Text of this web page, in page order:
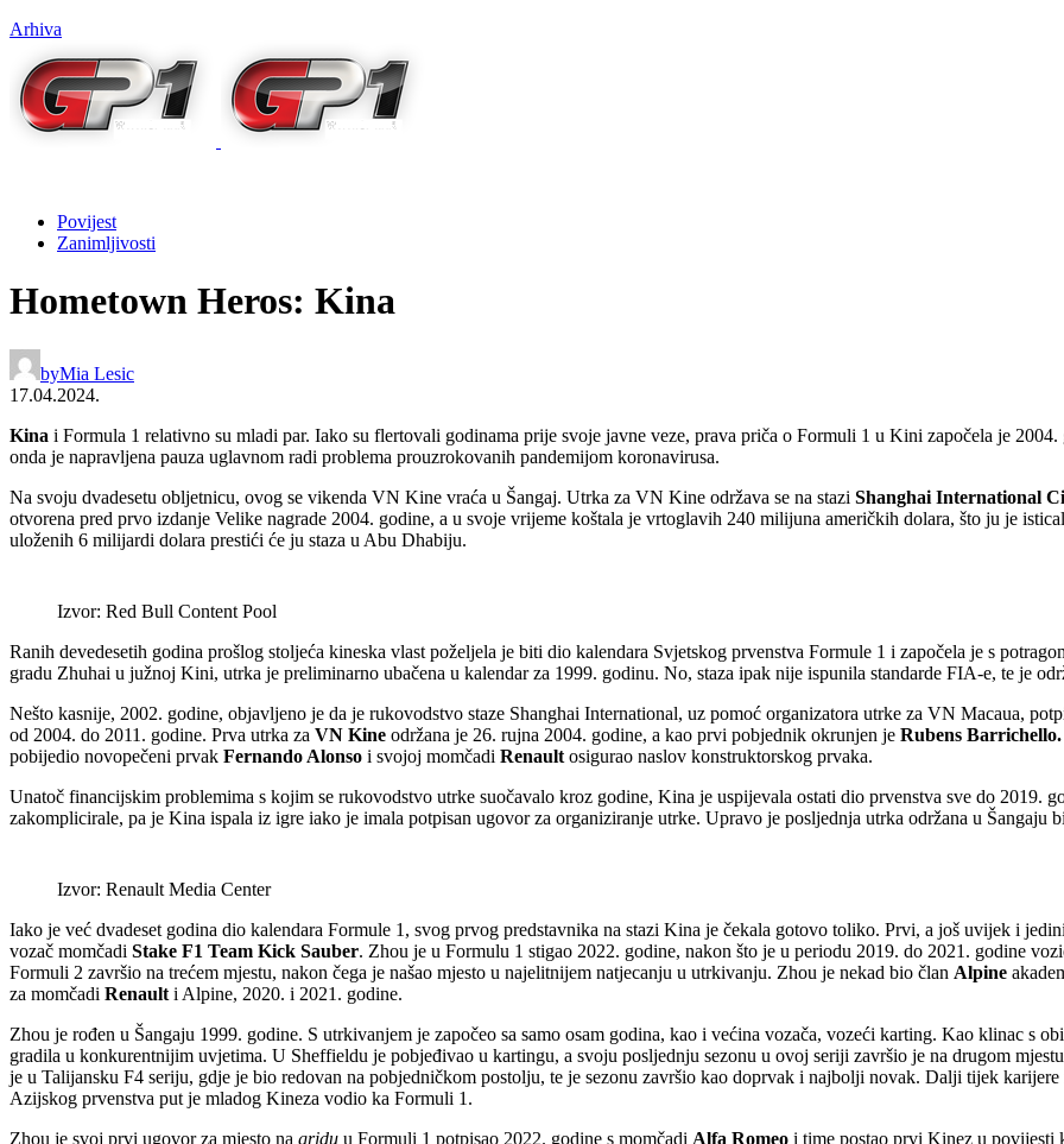
Arhiva
Povijest
Zanimljivosti
Hometown Heros: Kina
byMia Lesic
17.04.2024.
Kina i Formula 1 relativno su mladi par. Iako su flertovali godinama prije svoje javne veze, prava priča o Formuli 1 u Kini započela je
onda je napravljena pauza uglavnom radi problema prouzrokovanih pandemijom koronavirusa.
Na svoju dvadesetu obljetnicu, ovog se vikenda VN Kine vraća u Šangaj. Utrka za VN Kine održava se na stazi Shanghai International
otvorena pred prvo izdanje Velike nagrade 2004. godine, a u svoje vrijeme koštala je vrtoglavih 240 milijuna američkih dolara, što ju je
uloženih 6 milijardi dolara prestići će ju staza u Abu Dhabiju.
Izvor: Red Bull Content Pool
Ranih devedesetih godina prošlog stoljeća kineska vlast poželjela je biti dio kalendara Svjetskog prvenstva Formule 1 i započela je s
gradu Zhuhai u južnoj Kini, utrka je preliminarno ubačena u kalendar za 1999. godinu. No, staza ipak nije ispunila standarde FIA-e, te je
Nešto kasnije, 2002. godine, objavljeno je da je rukovodstvo staze Shanghai International, uz pomoć organizatora utrke za VN Macaua,
od 2004. do 2011. godine. Prva utrka za VN Kine održana je 26. rujna 2004. godine, a kao prvi pobjednik okrunjen je Rubens Barrichello.
pobijedio novopečeni prvak Fernando Alonso i svojoj momčadi Renault osigurao naslov konstruktorskog prvaka.
Unatoč financijskim problemima s kojim se rukovodstvo utrke suočavalo kroz godine, Kina je uspijevala ostati dio prvenstva sve do 2019.
zakomplicirale, pa je Kina ispala iz igre iako je imala potpisan ugovor za organiziranje utrke. Upravo je posljednja utrka održana u Šangaju
Izvor: Renault Media Center
Iako je već dvadeset godina dio kalendara Formule 1, svog prvog predstavnika na stazi Kina je čekala gotovo toliko. Prvi, a još uvijek i
vozač momčadi Stake F1 Team Kick Sauber. Zhou je u Formulu 1 stigao 2022. godine, nakon što je u periodu 2019. do 2021. godine
Formuli 2 završio na trećem mjestu, nakon čega je našao mjesto u najelitnijem natjecanju u utrkivanju. Zhou je nekad bio član Alpine
za momčadi Renault i Alpine, 2020. i 2021. godine.
Zhou je rođen u Šangaju 1999. godine. S utrkivanjem je započeo sa samo osam godina, kao i većina vozača, vozeći karting. Kao klinac s
gradila u konkurentnijim uvjetima. U Sheffieldu je pobjeđivao u kartingu, a svoju posljednju sezonu u ovoj seriji završio je na drugom
je u Talijansku F4 seriju, gdje je bio redovan na pobjedničkom postolju, te je sezonu završio kao doprvak i najbolji novak. Dalji tijek
Azijskog prvenstva put je mladog Kineza vodio ka Formuli 1.
Zhou je svoj prvi ugovor za mjesto na gridu u Formuli 1 potpisao 2022. godine s momčadi Alfa Romeo i time postao prvi Kinez u povijesti